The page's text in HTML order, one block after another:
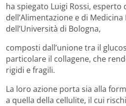
ha spiegato Luigi Rossi, esperto
dell’Alimentazione e di Medicina
dell’Università di Bologna,
composti dall’unione tra il
particolare il collagene, che
rigidi e fragili.
La loro azione porta sia alla
a quella della cellulite, il cui